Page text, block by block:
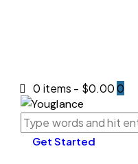
0 items - $0.000
Get Started